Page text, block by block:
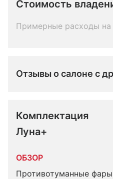
Стоимость
Примерные расходы на
Отзывы о салоне с
Комплектация
Луна+
ОБЗОР
Противотуманные фары